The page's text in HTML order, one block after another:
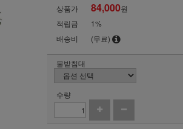
상품가 84,000원
적립금
1%
배송비
(무료)
물받침대
수량